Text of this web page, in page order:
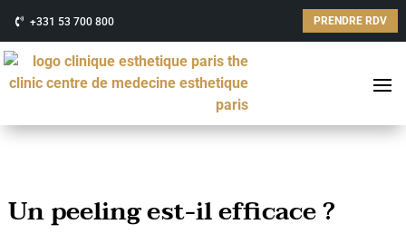
+331 53 700 800 PRENDRE RDV
Un peeling est-il efficace ?